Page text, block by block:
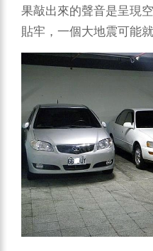
果敲出來的聲音是呈現
貼牢，一個大地震可能